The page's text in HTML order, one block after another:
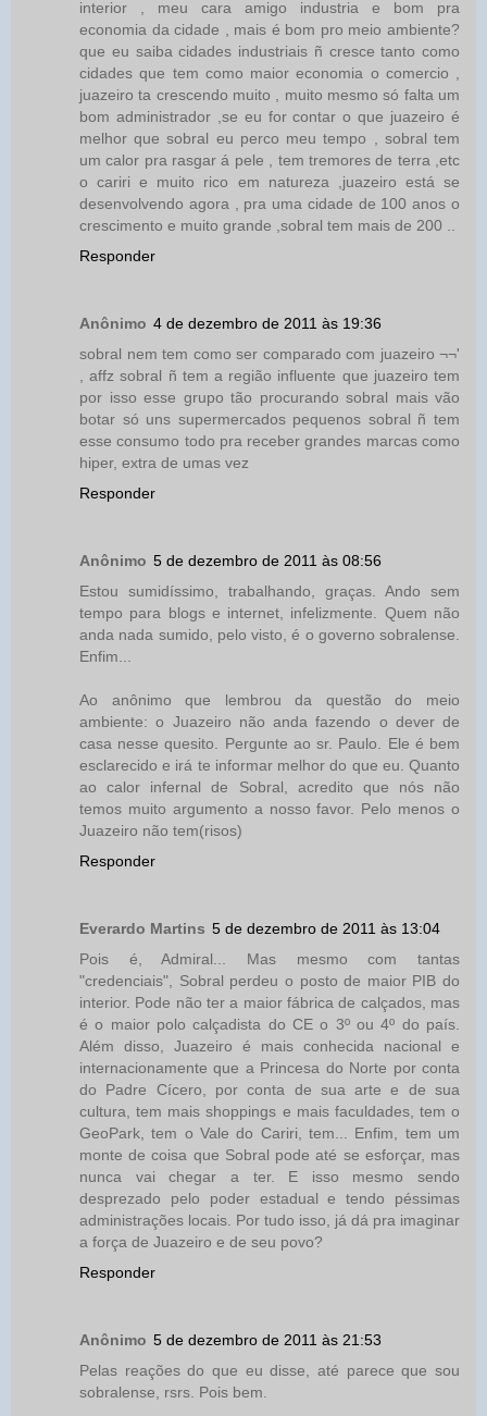
interior , meu cara amigo industria e bom pra
economia da cidade , mais é bom pro meio ambiente?
que eu saiba cidades industriais ñ cresce tanto como
cidades que tem como maior economia o comercio ,
juazeiro ta crescendo muito , muito mesmo só falta um
bom administrador ,se eu for contar o que juazeiro é
melhor que sobral eu perco meu tempo , sobral tem
um calor pra rasgar á pele , tem tremores de terra ,etc
o cariri e muito rico em natureza ,juazeiro está se
desenvolvendo agora , pra uma cidade de 100 anos o
crescimento e muito grande ,sobral tem mais de 200 ..
Responder
Anônimo 4 de dezembro de 2011 às 19:36
sobral nem tem como ser comparado com juazeiro ¬¬'
, affz sobral ñ tem a região influente que juazeiro tem
por isso esse grupo tão procurando sobral mais vão
botar só uns supermercados pequenos sobral ñ tem
esse consumo todo pra receber grandes marcas como
hiper, extra de umas vez
Responder
Anônimo 5 de dezembro de 2011 às 08:56
Estou sumidíssimo, trabalhando, graças. Ando sem
tempo para blogs e internet, infelizmente. Quem não
anda nada sumido, pelo visto, é o governo sobralense.
Enfim...
Ao anônimo que lembrou da questão do meio
ambiente: o Juazeiro não anda fazendo o dever de
casa nesse quesito. Pergunte ao sr. Paulo. Ele é bem
esclarecido e irá te informar melhor do que eu. Quanto
ao calor infernal de Sobral, acredito que nós não
temos muito argumento a nosso favor. Pelo menos o
Juazeiro não tem(risos)
Responder
Everardo Martins 5 de dezembro de 2011 às 13:04
Pois é, Admiral... Mas mesmo com tantas
"credenciais", Sobral perdeu o posto de maior PIB do
interior. Pode não ter a maior fábrica de calçados, mas
é o maior polo calçadista do CE o 3º ou 4º do país.
Além disso, Juazeiro é mais conhecida nacional e
internacionamente que a Princesa do Norte por conta
do Padre Cícero, por conta de sua arte e de sua
cultura, tem mais shoppings e mais faculdades, tem o
GeoPark, tem o Vale do Cariri, tem... Enfim, tem um
monte de coisa que Sobral pode até se esforçar, mas
nunca vai chegar a ter. E isso mesmo sendo
desprezado pelo poder estadual e tendo péssimas
administrações locais. Por tudo isso, já dá pra imaginar
a força de Juazeiro e de seu povo?
Responder
Anônimo 5 de dezembro de 2011 às 21:53
Pelas reações do que eu disse, até parece que sou
sobralense, rsrs. Pois bem.